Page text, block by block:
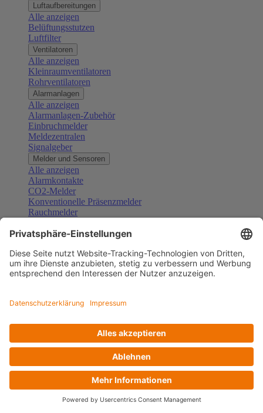
Luftaufbereitungen
Alle anzeigen
Belüftungsstutzen
Luftfilter
Ventilatoren
Alle anzeigen
Kleinraumventilatoren
Rohrventilatoren
Alarmanlagen
Alle anzeigen
Alarmanlagen-Zubehör
Einbruchmelder
Meldezentralen
Signalgeber
Melder und Sensoren
Alle anzeigen
Alarmkontakte
CO2-Melder
Konventionelle Präsenzmelder
Rauchmelder
Gefahrenmelder
Türsprechanlagen
Alle anzeigen
Außenstationen
Klingeltaster und Gongs
Sprechanlagen-Sets
Zubehör Türkommunikation
Videoüberwachung
Zubehör Videoüberwachung
Alle anzeigen